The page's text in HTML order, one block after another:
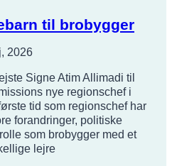
til brobygger
2026
Signe Atim Allimadi til
nye regionschef i
tid som regionschef har
forandringer, politiske
som brobygger med et
lejre